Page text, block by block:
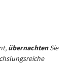
übernachtenSie